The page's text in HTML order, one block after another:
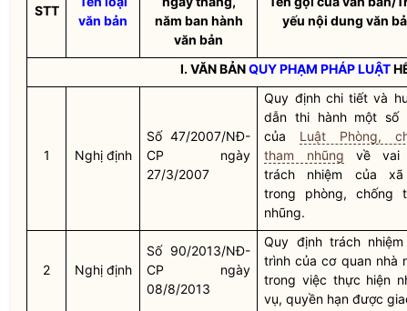
STT
văn bản
năm ban hành
văn bản
yếu nội dung văn
I. VĂN BẢNQUY PHẠM PHÁP LUẬT
1 Nghị định
Số 47/2007/NĐ-
CP ngày
27/3/2007
Quy định chi tiết và
dẫn thi hành một số
của Luật Phòng,
tham nhũng về vai
trách nhiệm của
trong phòng, chống
nhũng.
2 Nghị định
Số 90/2013/NĐ-
CP ngày
08/8/2013
Quy định trách
trình của cơ quan nhà
trong việc thực hiện
vụ,quyền hạn được